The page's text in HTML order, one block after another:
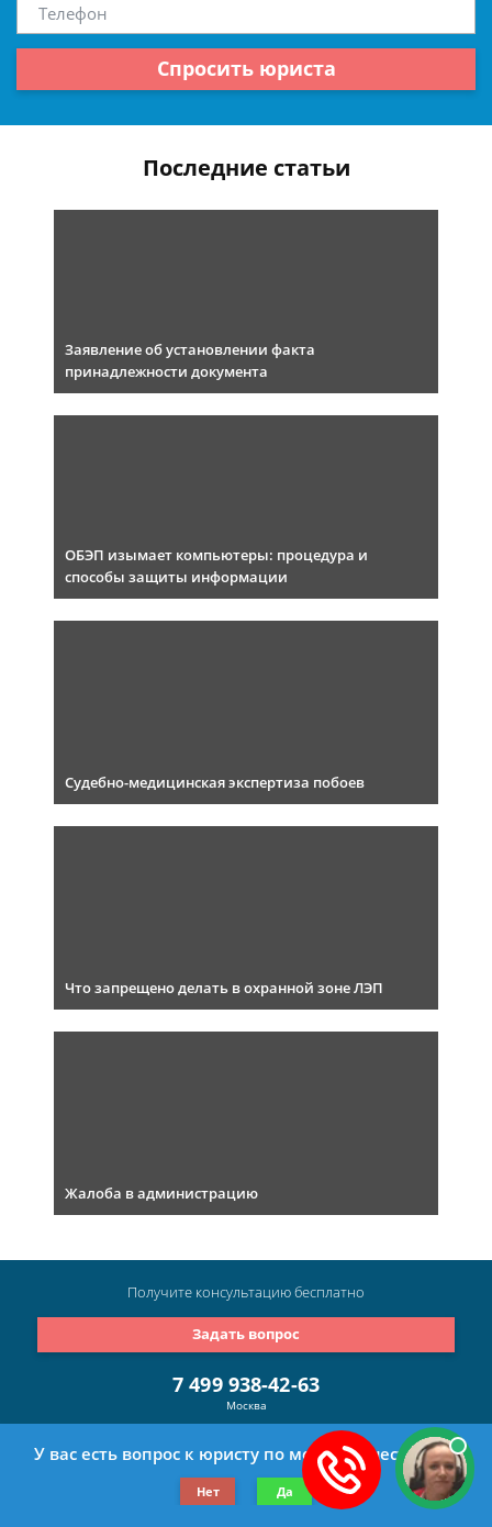
Спросить юриста
Последние статьи
Заявление об установлении факта
принадлежности документа
ОБЭП изымает компьютеры: процедура и
способы защиты информации
Судебно-медицинская экспертиза побоев
Что запрещено делать в охранной зоне ЛЭП
Жалоба в администрацию
7 499 938-42-63
Москва
7 812 467-34-29
Санкт-Петербург
Задать вопрос
Получите консультациюбесплатно
У вас есть вопрос к юристу по мошенничеству?
Нет Да